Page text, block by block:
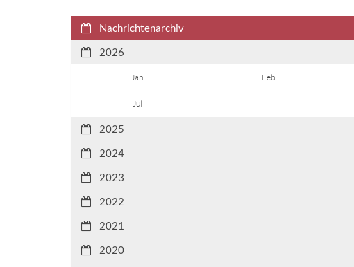
Nachrichtenarchiv
2026
Jan Feb
Jul
2025
2024
2023
2022
2021
2020